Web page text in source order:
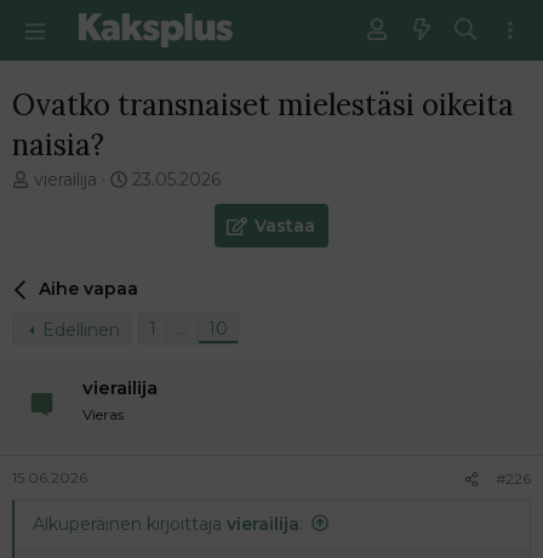
Ovatko transnaiset mielestäsi oikeita
naisia?
V
e
u
l
i
vierailija
E
m
e
t
23.05.2026
Vastaa
Aihe vapaa
Edellinen
1 … 10
vierailija
Vieras
15.06.2026 #226
Alkuperäinen kirjoittaja vierailija: